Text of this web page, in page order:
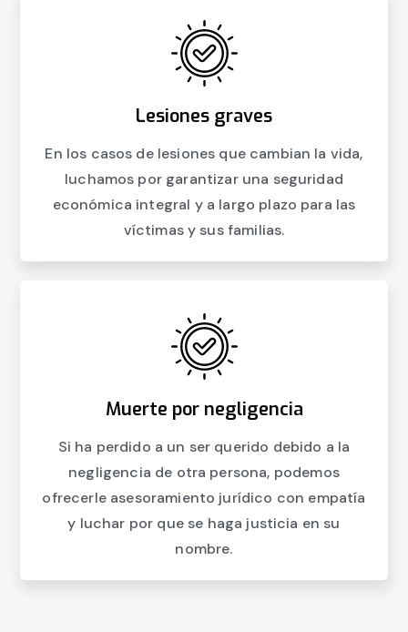
Lesiones graves
En los casos de lesiones que cambian la vida,
luchamos por garantizar una seguridad
económica integral y a largo plazo para las
víctimas y sus familias.
Muerte por negligencia
Si ha perdido a un ser querido debido a la
negligencia de otra persona, podemos
ofrecerle asesoramiento jurídico con empatía
y luchar por que se haga justicia en su
nombre.